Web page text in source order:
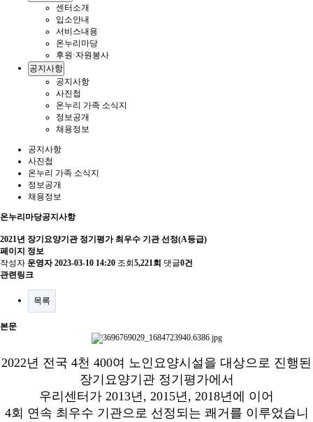
센터소개
입소안내
서비스내용
온누리마당
후원·자원봉사
공지사항
공지사항
사진첩
온누리 가족 소식지
정보공개
채용정보
공지사항
사진첩
온누리 가족 소식지
정보공개
채용정보
온누리마당공지사항
2021년 장기요양기관 정기평가 최우수 기관 선정(A등급)
페이지 정보
작성자 운영자 2023-03-10 14:20 조회 5,221회 댓글0건
관련링크
목록
본문
2022년 전국 4천 400여 노인요양시설을 대상으로 진행된
장기요양기관 정기평가에서
우리센터가 2013년, 2015년, 2018년에 이어
4회 연속 최우수 기관으로 선정되는 쾌거를 이루었습니